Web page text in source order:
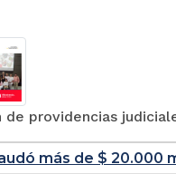
de providencias
más de $ 20.000